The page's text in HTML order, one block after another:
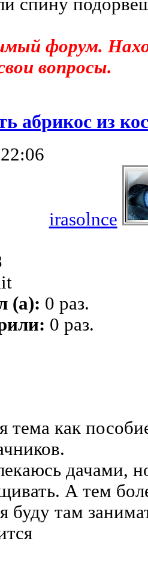
спину
форум.
вопросы.
абрикос из
irasolnce
(а): 0 раз.
0 раз.
тема как
дачами,
А тем
там